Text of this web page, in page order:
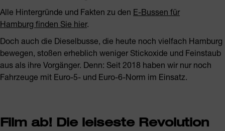
Alle Hintergründe und Fakten zu den E-Bussen für
Hamburg finden Sie hier.
Doch auch die Dieselbusse, die heute noch vielfach Hamburg
bewegen, stoßen erheblich weniger Stickoxide und Feinstaub
aus als ihre Vorgänger. Denn: Seit 2018 haben wir nur noch
Fahrzeuge mit Euro-5- und Euro-6-Norm im Einsatz.
Film ab! Die leiseste Revolution